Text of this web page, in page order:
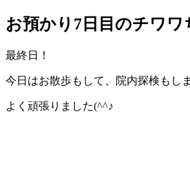
お預かり7日目のチワワ
最終日！
今日はお散歩もして、院内探検もし
よく頑張りました(^^♪